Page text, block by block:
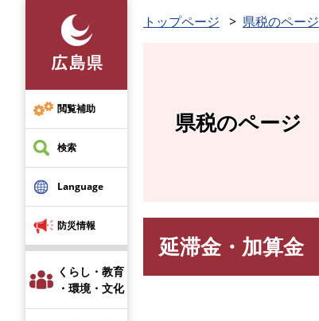
先
頭
で
す
閲覧補助
検索
Language
防災情報
くらし・教育
・環境・文化
トップページ 県税のページ
県税のページ
延滞金・加算金